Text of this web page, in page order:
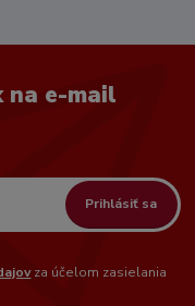
na e-mail
Prihlásiť sa
za účelom zasielania